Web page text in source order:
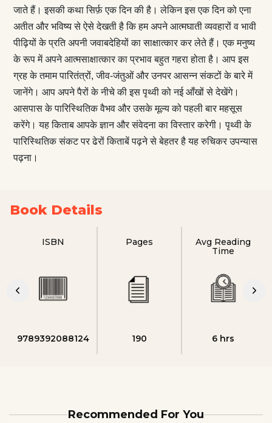
जाते हैं। इसकी कथा सिर्फ़ एक दिन की है। लेकिन इस एक दिन को एना
अतीत और भविष्य से ऐसे देखती है कि हम अपने आत्मघाती व्यवहारों व भावी
पीढ़ियों के प्रति अपनी जवाबदेहियों का साक्षात्कार कर लेते हैं। एक मनुष्य
के रूप में अपने आत्मसाक्षात्कार का प्रभाव बहुत गहरा होता है। आप इस
ग्रह के तमाम पारितंत्रों, जीव-जंतुओं और उनपर आसन्न संकटों के बारे में
जानेंगे। आप अपने पैरों के नीचे की इस पृथ्वी को नई आँखों से देखेंगे।
आसपास के पारिस्थितिक वैभव और उसके मूल्य को पहली बार महसूस
करेंगे। यह किताब आपके ज्ञान और संवेदना का विस्तार करेगी। पृथ्वी के
पारिस्थितिक संकट पर ढेरों किताबें पढ़ने से बेहतर है यह रुचिकर उपन्यास
पढ़ना।
Book Details
ISBN
9789392088124
Pages
190
Avg Reading
Time
6 hrs
Recommended For You